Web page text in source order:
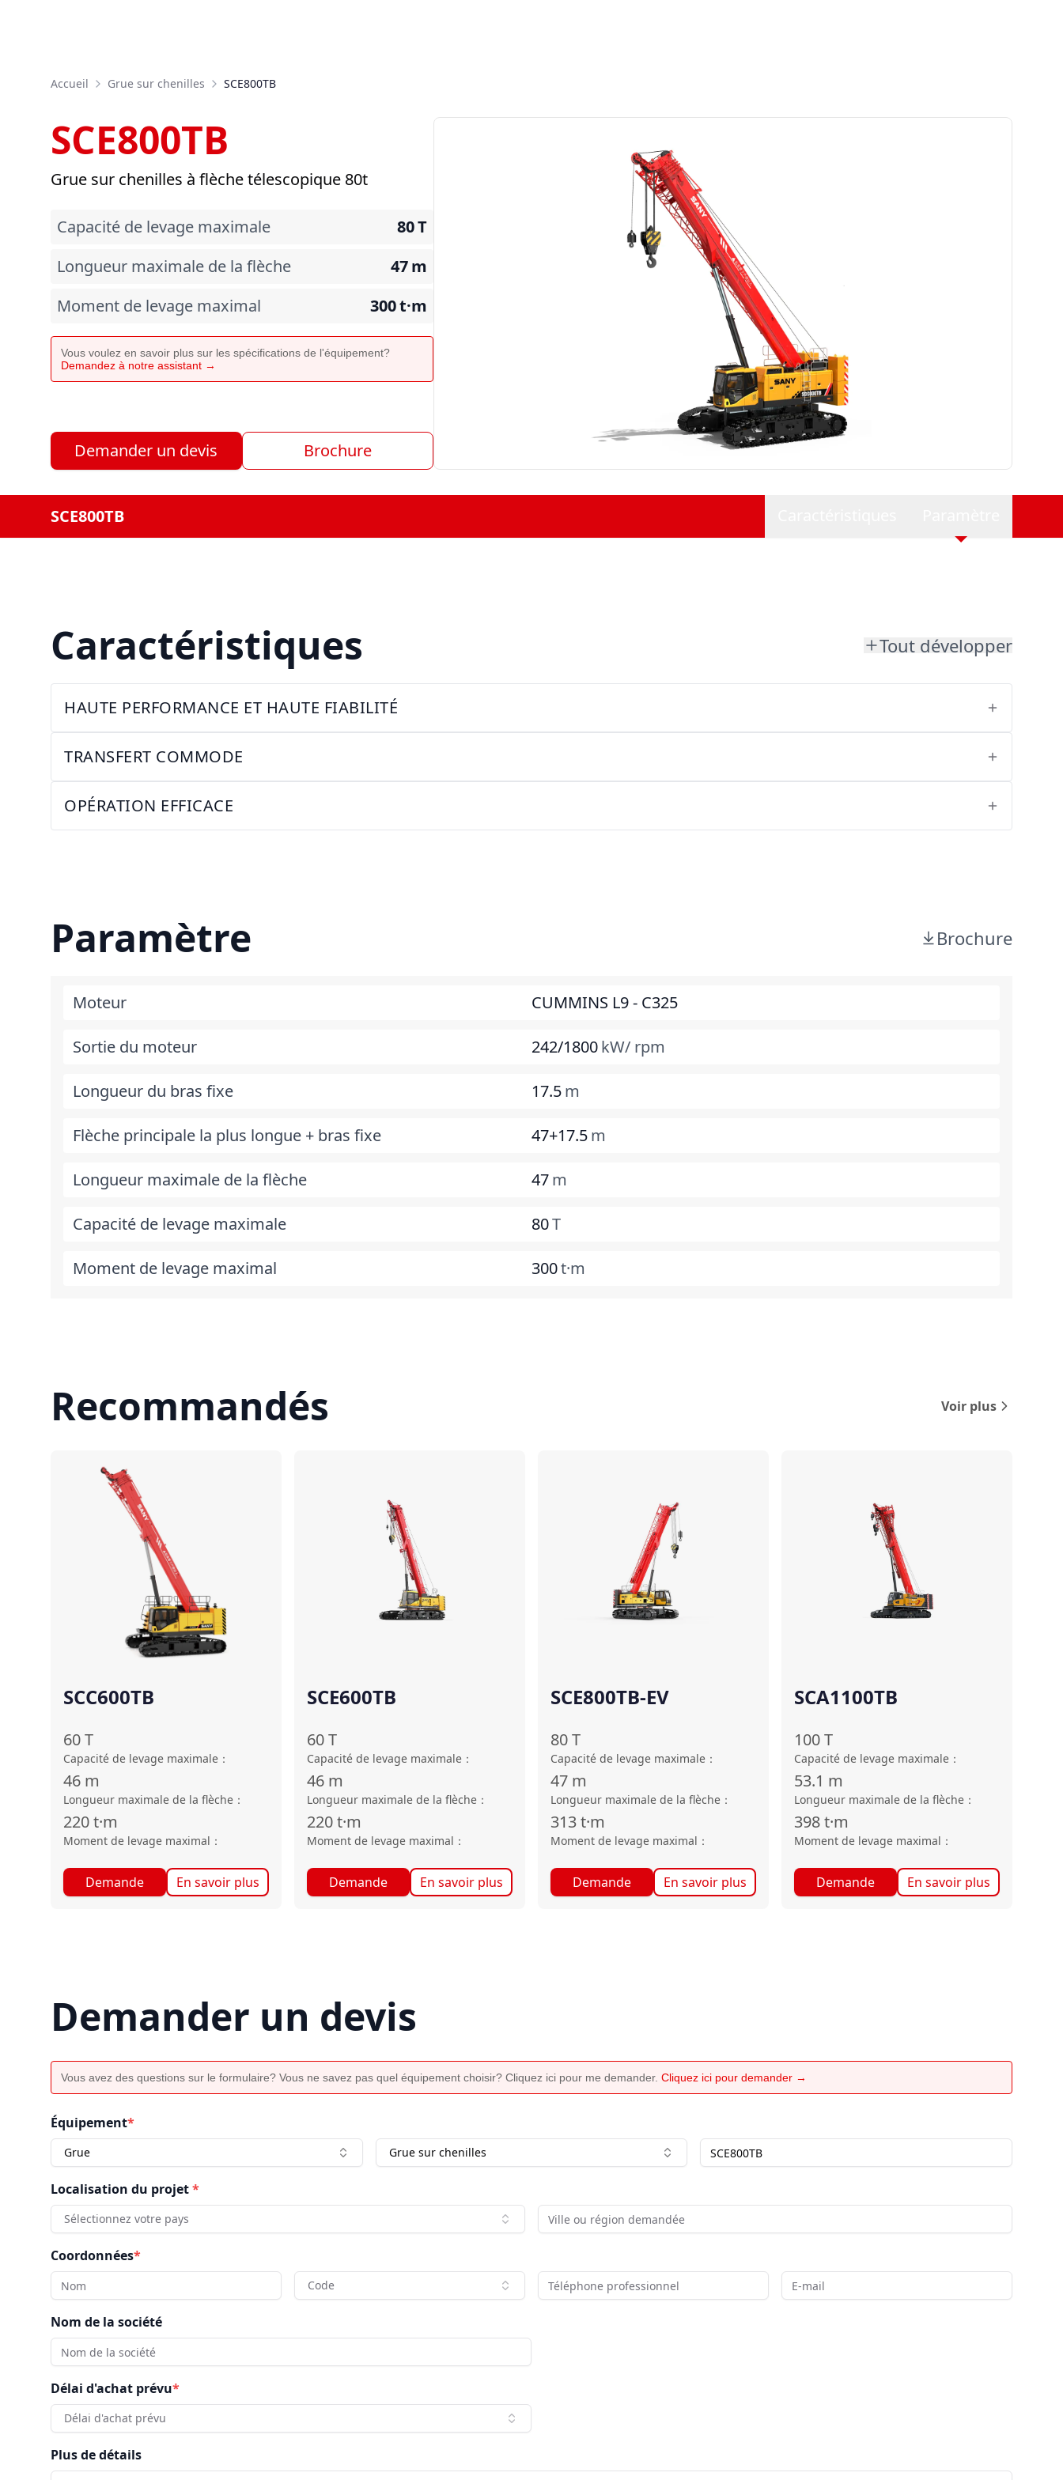
Accueil Grue sur chenilles SCE800TB
SCE800TB
Grue sur chenilles à flèche télescopique 80t
Capacité de levage maximale 80T
Longueur maximale de la flèche
47m
Moment de levage maximal
300t·m
Vous voulez en savoir plus sur les spécifications de l'équipement?
Demandez à notre assistant →
Demander un devis Brochure
SCE800TB
Caractéristiques Tout développer
HAUTE PERFORMANCE ET HAUTE FIABILITÉ
TRANSFERT COMMODE
OPÉRATION EFFICACE
Paramètre Brochure
Moteur CUMMINS L9 - C325
Sortie du moteur 242/1800kW/ rpm
Longueur du bras fixe 17.5m
Flèche principale la plus longue + bras fixe 47+17.5m
Longueur maximale de la flèche 47m
Capacité de levage maximale 80T
Moment de levage maximal 300t·m
Recommandés Voir plus
SCC600TB
60T
Capacité de levage maximale ：
46 m
Longueur maximale de la flèche ：
220t·m
Moment de levage maximal ：
Demande En savoir plus
SCE600TB
60T
Capacité de levage maximale ：
46 m
Longueur maximale de la flèche ：
220t·m
Moment de levage maximal ：
Demande En savoir plus
SCE800TB-EV
80T
Capacité de levage maximale ：
47 m
Longueur maximale de la flèche ：
313t·m
Moment de levage maximal ：
Demande En savoir plus
SCA1100TB
100T
Capacité de levage maximale ：
53.1 m
Longueur maximale de la flèche ：
398t·m
Moment de levage maximal ：
Demande En savoir plus
Demander un devis
Vous avez des questions sur le formulaire? Vous ne savez pas quel équipement choisir? Cliquez ici pour me demander. Cliquez ici pour demander →
Équipement*
Grue Grue sur chenilles
Localisation du projet*
Sélectionnez votre pays
Coordonnées*
Code
Nom de la société
Délai d'achat prévu*
Délai d'achat prévu
Plus de détails